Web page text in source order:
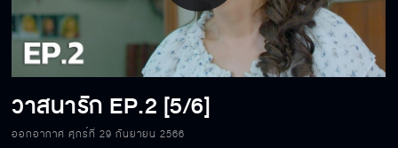
Video
วาสนารัก EP.2 [5/6]
ออกอากาศ ศุกร์ที่ 29 กันยายน 2566
วาสนารัก EP.2[1/6]